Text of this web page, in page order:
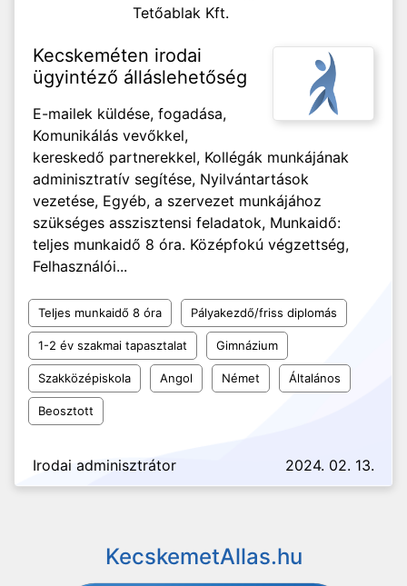
Tetőablak Kft.
Kecskeméten irodai
ügyintéző álláslehetőség
E-mailek küldése, fogadása,
Komunikálás vevőkkel,
kereskedő partnerekkel, Kollégák munkájának
adminisztratív segítése, Nyilvántartások
vezetése, Egyéb, a szervezet munkájához
szükséges asszisztensi feladatok, Munkaidő:
teljes munkaidő 8 óra. Középfokú végzettség,
Felhasználói...
Teljes munkaidő 8 óra Pályakezdő/friss diplomás
1-2 év szakmai tapasztalat Gimnázium
Szakközépiskola Angol Német Általános
Beosztott
Irodai adminisztrátor 2024. 02. 13.
KecskemetAllas.hu